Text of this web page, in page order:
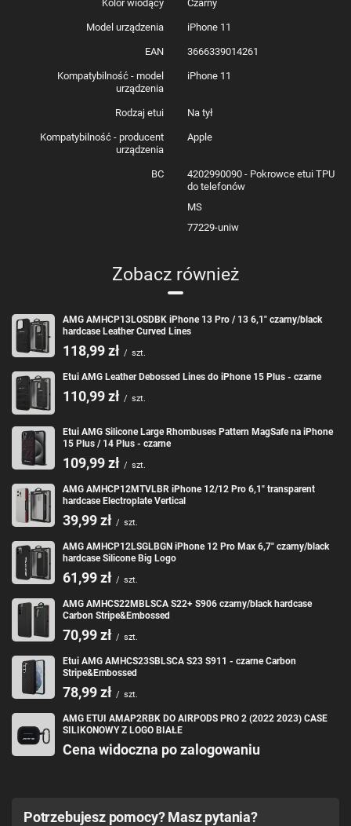
Kolekcja : Debossed Lines
: TPU / Skóra naturalna
Kolor: Czarny
Kompatybilność: iPhone 11
Zestaw zawiera:
1 x AMG AMHCN61GSEBK iPhone 11 6,1"
czarny/black hardcase Leather Debossed Lines
Kolor wiodący Czarny
Model urządzenia iPhone 11
EAN 3666339014261
Kompatybilność - model
urządzenia
iPhone 11
Rodzaj etui Na tył
Kompatybilność - producent
urządzenia
Apple
BC
4202990090 - Pokrowce etui TPU
do telefonów
MS
77229-uniw
Zobacz również
AMG AMHCP13LOSDBK iPhone 13 Pro / 13 6,1" czarny/black
hardcase Leather Curved Lines
118,99 zł / szt.
Etui AMG Leather Debossed Lines do iPhone 15 Plus - czarne
110,99 zł / szt.
Etui AMG Silicone Large Rhombuses Pattern MagSafe na iPhone
15 Plus / 14 Plus - czarne
109,99 zł / szt.
AMG AMHCP12MTVLBR iPhone 12/12 Pro 6,1" transparent
hardcase Electroplate Vertical
39,99 zł / szt.
AMG AMHCP12LSGLBGN iPhone 12 Pro Max 6,7" czarny/black
hardcase Silicone Big Logo
61,99 zł / szt.
AMG AMHCS22MBLSCA S22+ S906 czarny/black hardcase
Carbon Stripe&Embossed
70,99 zł / szt.
Etui AMG AMHCS23SBLSCA S23 S911 - czarne Carbon
Stripe&Embossed
78,99 zł / szt.
AMG ETUI AMAP2RBK DO AIRPODS PRO 2 (2022 2023) CASE
SILIKONOWY Z LOGO BIAŁE
Cena widoczna po zalogowaniu
Potrzebujesz pomocy? Masz pytania?